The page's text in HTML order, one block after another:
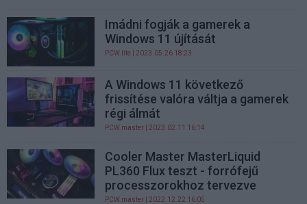
Imádni fogják a gamerek a
Windows 11 újítását
PCW.lite | 2023.05.26 18:23
A Windows 11 következő
frissítése valóra váltja a gamerek
régi álmát
PCW.master | 2023.02.11 16:14
Cooler Master MasterLiquid
PL360 Flux teszt - forrófejű
processzorokhoz tervezve
PCW.master | 2022.12.22 16:05